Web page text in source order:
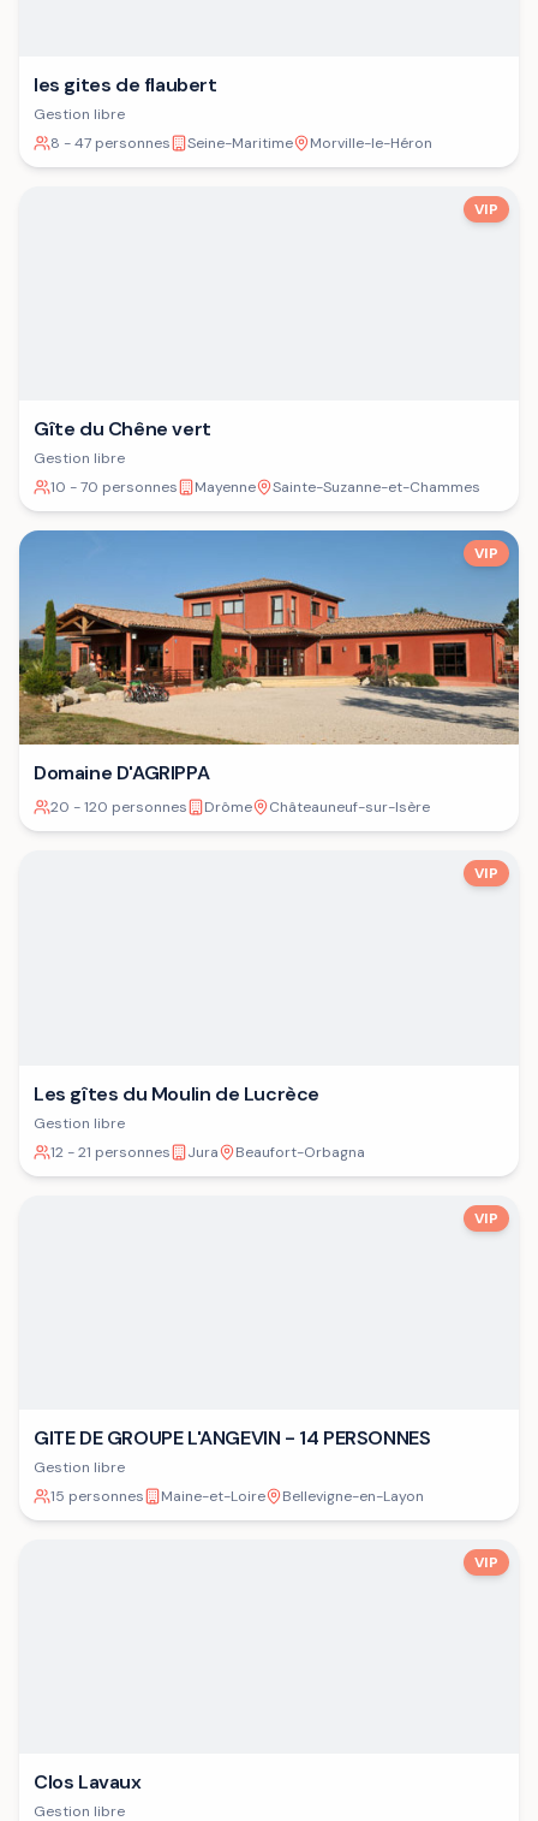
les gites de flaubert
Gestion libre
8 - 47 personnes
Seine-Maritime Morville-le-Héron
VIP
Gîte du Chêne vert
Gestion libre
10 - 70 personnes
Mayenne Sainte-Suzanne-et-Chammes
VIP
Domaine D'AGRIPPA
20 - 120 personnes Drôme Châteauneuf-sur-Isère
VIP
Les gîtes du Moulin de Lucrèce
Gestion libre
12 - 21 personnes
Jura Beaufort-Orbagna
VIP
GITE DE GROUPE L'ANGEVIN - 14 PERSONNES
Gestion libre
15 personnes
Maine-et-Loire Bellevigne-en-Layon
VIP
Clos Lavaux
Gestion libre